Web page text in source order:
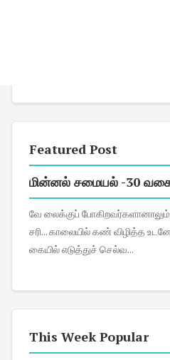
Featured Post
மின்னல் சமையல் -30 வகை
வே லைக்குப் போகிறவர்களானாலும் சரி, இல்லத்தரசிகளானாலும்
சரி... காலையில் கண் விழித்த உடனேயே,
கையில் எடுத்துச் செல்வ...
This Week Popular